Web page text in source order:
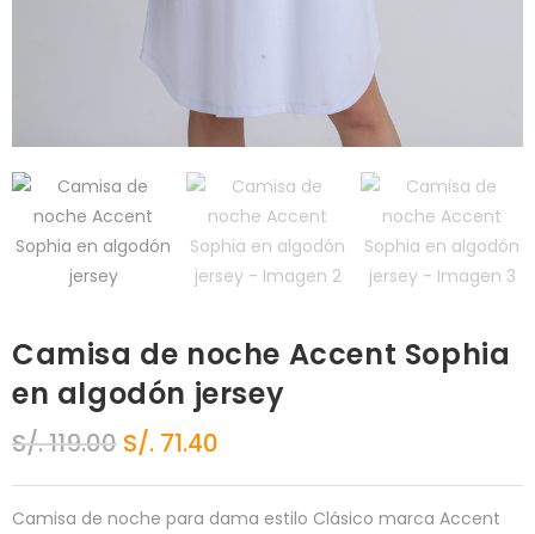
Camisa de noche Accent Sophia
en algodón jersey
S/.119.00 S/. 71.40
Camisa de noche para dama estilo Clásico marca Accent